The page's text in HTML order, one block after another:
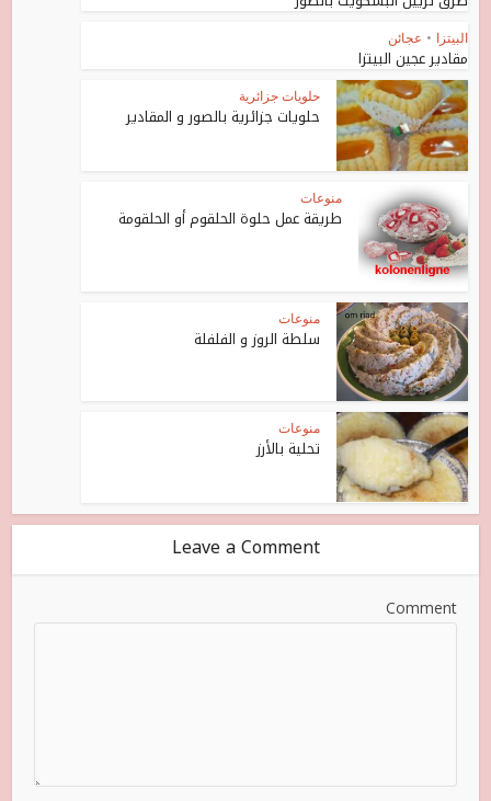
البيتزا • عجائن
مقادير عجين البيتزا
حلويات جزائرية
حلويات جزائرية بالصور و المقادير
منوعات
طريقة عمل حلوة الحلقوم أو الحلقومة
منوعات
سلطة الروز و الفلفلة
منوعات
تحلية بالأرز
Leave a Comment
Comment